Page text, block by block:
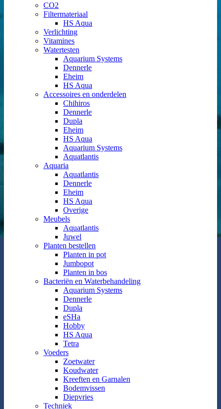
CO2
Filtermateriaal
HS Aqua
Verlichting
Vitamines
Watertesten
Aquarium Systems
Dennerle
Eheim
HS Aqua
Accessoires en onderdelen
Chihiros
Dennerle
Dupla
Eheim
HS Aqua
Aquarium Systems
Aquatlantis
Aquaria
Aquatlantis
Dennerle
Eheim
HS Aqua
Overige
Meubels
Aquatlantis
Juwel
Planten bestellen
Planten in pot
Jumbopot
Planten in bos
Bacteriën en Waterbehandeling
Aquarium Systems
Dennerle
Dupla
eSHa
Hobby
HS Aqua
Tetra
Voeders
Zoetwater
Koudwater
Kreeften en Garnalen
Bodemvissen
Diepvries
Techniek